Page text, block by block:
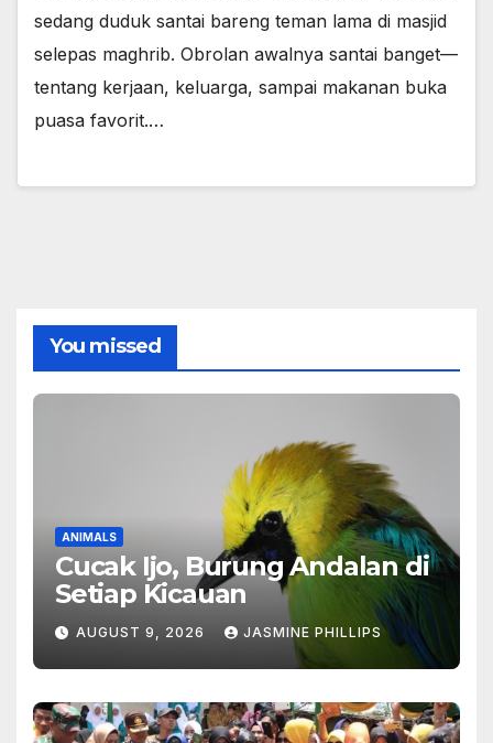
sedang duduk santai bareng teman lama di masjid
selepas maghrib. Obrolan awalnya santai banget—
tentang kerjaan, keluarga, sampai makanan buka
puasa favorit.…
You missed
ANIMALS
Cucak Ijo, Burung Andalan di
Setiap Kicauan
AUGUST 9, 2026 JASMINE PHILLIPS